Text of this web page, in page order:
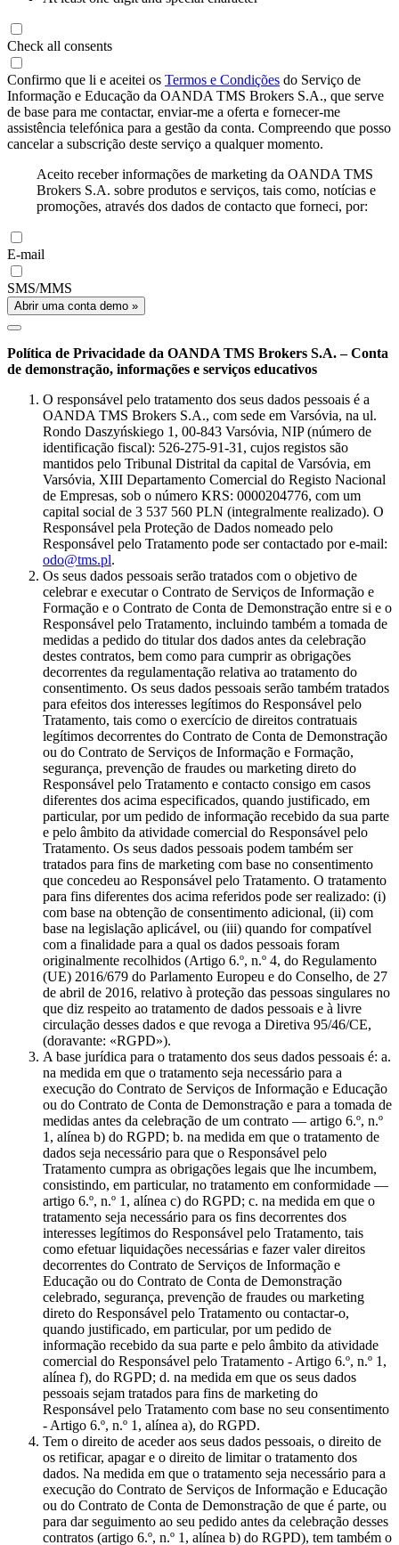
Check all consents
Confirmo que li e aceitei os Termos e Condições do Serviço de
Informação e Educação da OANDA TMS Brokers S.A., que serve
de base para me contactar, enviar-me a oferta e fornecer-me
assistência telefónica para a gestão da conta. Compreendo que posso
cancelar a subscrição deste serviço a qualquer momento.
Aceito receber informações de marketing da OANDA TMS
Brokers S.A. sobre produtos e serviços, tais como, notícias e
promoções, através dos dados de contacto que forneci, por:
E-mail
SMS/MMS
Abrir uma conta demo »
Política de Privacidade da OANDA TMS Brokers S.A. – Conta
de demonstração, informações e serviços educativos
O responsável pelo tratamento dos seus dados pessoais é a
OANDA TMS Brokers S.A., com sede em Varsóvia, na ul.
Rondo Daszyńskiego 1, 00-843 Varsóvia, NIP (número de
identificação fiscal): 526-275-91-31, cujos registos são
mantidos pelo Tribunal Distrital da capital de Varsóvia, em
Varsóvia, XIII Departamento Comercial do Registo Nacional
de Empresas, sob o número KRS: 0000204776, com um
capital social de 3 537 560 PLN (integralmente realizado). O
Responsável pela Proteção de Dados nomeado pelo
Responsável pelo Tratamento pode ser contactado por e-mail:
odo@tms.pl.
Os seus dados pessoais serão tratados com o objetivo de
celebrar e executar o Contrato de Serviços de Informação e
Formação e o Contrato de Conta de Demonstração entre si e o
Responsável pelo Tratamento, incluindo também a tomada de
medidas a pedido do titular dos dados antes da celebração
destes contratos, bem como para cumprir as obrigações
decorrentes da regulamentação relativa ao tratamento do
consentimento. Os seus dados pessoais serão também tratados
para efeitos dos interesses legítimos do Responsável pelo
Tratamento, tais como o exercício de direitos contratuais
legítimos decorrentes do Contrato de Conta de Demonstração
ou do Contrato de Serviços de Informação e Formação,
segurança, prevenção de fraudes ou marketing direto do
Responsável pelo Tratamento e contacto consigo em casos
diferentes dos acima especificados, quando justificado, em
particular, por um pedido de informação recebido da sua parte
e pelo âmbito da atividade comercial do Responsável pelo
Tratamento. Os seus dados pessoais podem também ser
tratados para fins de marketing com base no consentimento
que concedeu ao Responsável pelo Tratamento. O tratamento
para fins diferentes dos acima referidos pode ser realizado: (i)
com base na obtenção de consentimento adicional, (ii) com
base na legislação aplicável, ou (iii) quando for compatível
com a finalidade para a qual os dados pessoais foram
originalmente recolhidos (Artigo 6.º, n.º 4, do Regulamento
(UE) 2016/679 do Parlamento Europeu e do Conselho, de 27
de abril de 2016, relativo à proteção das pessoas singulares no
que diz respeito ao tratamento de dados pessoais e à livre
circulação desses dados e que revoga a Diretiva 95/46/CE,
(doravante: «RGPD»).
A base jurídica para o tratamento dos seus dados pessoais é: a.
na medida em que o tratamento seja necessário para a
execução do Contrato de Serviços de Informação e Educação
ou do Contrato de Conta de Demonstração e para a tomada de
medidas antes da celebração de um contrato — artigo 6.º, n.º
1, alínea b) do RGPD; b. na medida em que o tratamento de
dados seja necessário para que o Responsável pelo
Tratamento cumpra as obrigações legais que lhe incumbem,
consistindo, em particular, no tratamento em conformidade —
artigo 6.º, n.º 1, alínea c) do RGPD; c. na medida em que o
tratamento seja necessário para os fins decorrentes dos
interesses legítimos do Responsável pelo Tratamento, tais
como efetuar liquidações necessárias e fazer valer direitos
decorrentes do Contrato de Serviços de Informação e
Educação ou do Contrato de Conta de Demonstração
celebrado, segurança, prevenção de fraudes ou marketing
direto do Responsável pelo Tratamento ou contactar-o,
quando justificado, em particular, por um pedido de
informação recebido da sua parte e pelo âmbito da atividade
comercial do Responsável pelo Tratamento - Artigo 6.º, n.º 1,
alínea f), do RGPD; d. na medida em que os seus dados
pessoais sejam tratados para fins de marketing do
Responsável pelo Tratamento com base no seu consentimento
- Artigo 6.º, n.º 1, alínea a), do RGPD.
Tem o direito de aceder aos seus dados pessoais, o direito de
os retificar, apagar e o direito de limitar o tratamento dos
dados. Na medida em que o tratamento seja necessário para a
execução do Contrato de Serviços de Informação e Educação
ou do Contrato de Conta de Demonstração de que é parte, ou
para dar seguimento ao seu pedido antes da celebração desses
contratos (artigo 6.º, n.º 1, alínea b) do RGPD), tem também o